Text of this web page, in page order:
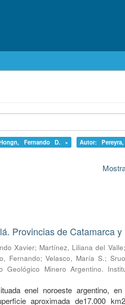
Fernando D. ×
Autor:
Provincias de Catamarca
Xavier; Martínez, Liliana del Valle;
Fernando;Velasco, María S.;
Geológico Minero Argentino.
enel noroeste argentino,
aproximada de17.000